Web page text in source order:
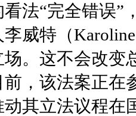
法“完全错误”
威特（
。这不会改变
，该法案正在
动其立法议程在